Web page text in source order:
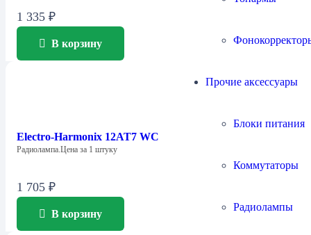
Прочие аксессуары
Блоки питания
Коммутаторы
Радиолампы
1 335 ₽
В корзину
Electro-Harmonix 12AT7 WC
Радиолампа.Цена за 1 штуку
1 705 ₽
В корзину